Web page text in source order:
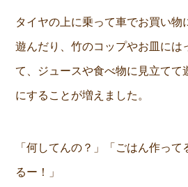
タイヤの上に乗って車でお買い物
遊んだり、竹のコップやお皿には
て、ジュースや食べ物に見立てて
にすることが増えました。
「何してんの？」「ごはん作っ
るー！」